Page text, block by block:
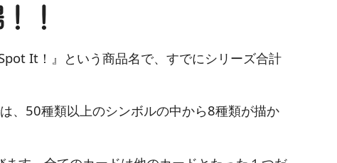
！
It！』という商品名で、すでにシリーズ合計
、50種類以上のシンボルの中から8種類が描か